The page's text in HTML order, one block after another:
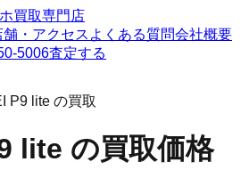
買取専門店
舗・アクセス よくある質問会社概要
5006査定する
P9 lite の買取
lite の買取価格